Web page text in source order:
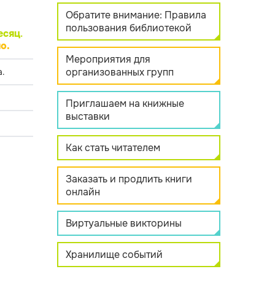
.
Обратите внимание: Правила
пользования библиотекой
Мероприятия для
организованных групп
Приглашаем на книжные
выставки
Как стать читателем
Заказать и продлить книги
онлайн
Виртуальные викторины
Хранилище событий